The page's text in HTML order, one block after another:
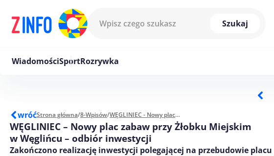
Szukaj
WiadomościSportRozrywka
wróćStrona główna/8-Wpisów/ WĘGLINIEC - Nowy plac zabaw przy Żłobku Miejskim w Węglińcu - odbiór inwestycji
WĘGLINIEC – Nowy plac zabaw przy Żłobku Miejskim
w Węglińcu – odbiór inwestycji
Zakończono realizację inwestycji polegającej na przebudowie placu